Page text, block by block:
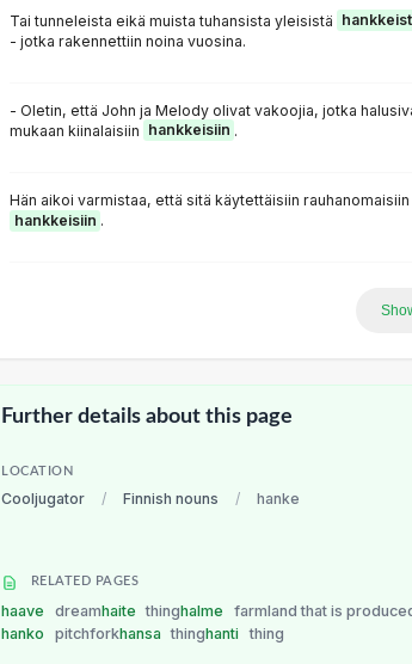
Tai tunneleista eikä muista tuhansista yleisistä
- jotka rakennettiin noina vuosina.
- Oletin, että John ja Melody olivat vakoojia, jotka
mukaan kiinalaisiin
hankkeisiin .
Hän aikoi varmistaa, että sitä käytettäisiin rauhanomaisiin
hankkeisiin .
Further details about this page
LOCATION
Cooljugator / Finnish nouns / hanke
RELATED PAGES
haave dreamhaite thinghalme farmland that is
hanko
pitchforkhansa thinghanti thing